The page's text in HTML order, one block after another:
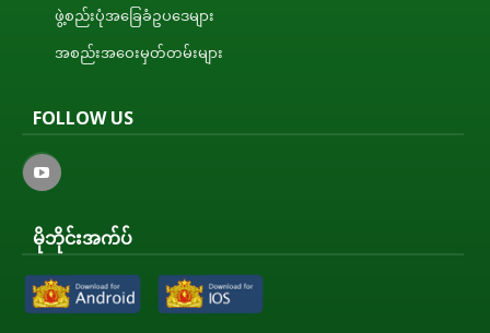
ဖွဲ့စည်းပုံအခြေခံဥပဒေများ
အစည်းအဝေးမှတ်တမ်းများ
FOLLOW US
မိုဘိုင်းအက်ပ်